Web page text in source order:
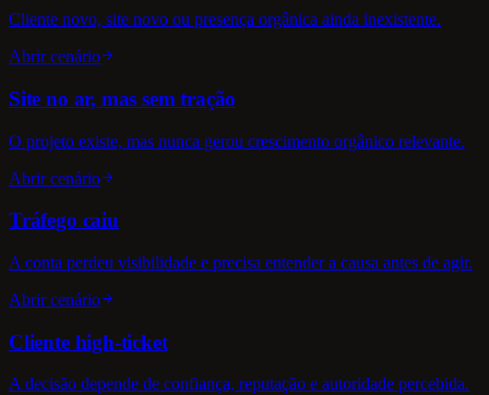
Cliente novo, site novo ou presença orgânica ainda inexistente.
Abrir cenário
Site no ar, mas sem tração
O projeto existe, mas nunca gerou crescimento orgânico relevante.
Abrir cenário
Tráfego caiu
A conta perdeu visibilidade e precisa entender a causa antes de agir.
Abrir cenário
Cliente high-ticket
A decisão depende de confiança, reputação e autoridade percebida.